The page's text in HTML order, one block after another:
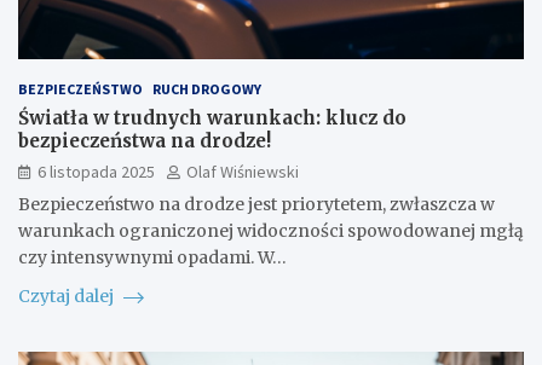
BEZPIECZEŃSTWO RUCH DROGOWY
Światła w trudnych warunkach: klucz do
bezpieczeństwa na drodze!
6 listopada 2025
Olaf Wiśniewski
Bezpieczeństwo na drodze jest priorytetem, zwłaszcza w
warunkach ograniczonej widoczności spowodowanej mgłą
czy intensywnymi opadami. W…
Czytaj dalej